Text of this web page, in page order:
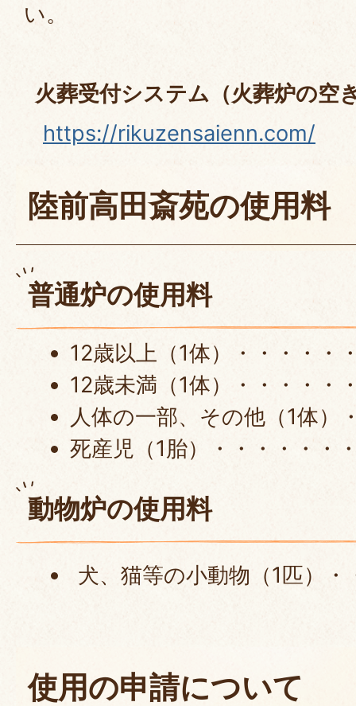
い。
火葬受付システム（火葬炉の空
https://rikuzensaienn.com/
陸前高田斎苑の使用料
普通炉の使用料
12歳以上（1体）・・・・・
12歳未満（1体）・・・・・
人体の一部、その他（1体
死産児（1胎）・・・・・・
動物炉の使用料
犬、猫等の小動物（1匹）
使用の申請について